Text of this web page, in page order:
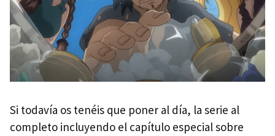
Si todavía os tenéis que poner al día, la serie al
completo incluyendo el capítulo especial sobre